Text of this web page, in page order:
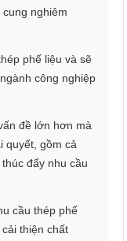
nghiêm
phế liệu và sẽ
công nghiệp
đề lớn hơn mà
quyết, gồm cả
đẩy nhu cầu
cầu thép phế
thiện chất